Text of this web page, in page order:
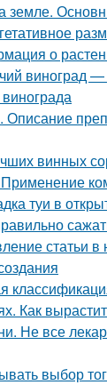
земле.
о
виноград
Описание
винных
туи в
статьи
Как
Не все
выбор